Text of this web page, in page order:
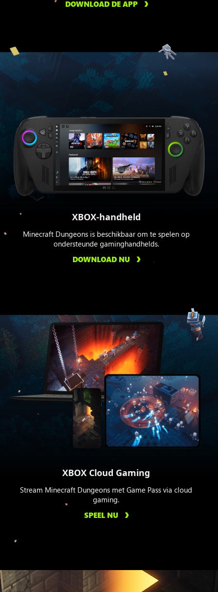
DOWNLOAD DE APP
XBOX-handheld
Minecraft Dungeons is beschikbaar om te spelen op
ondersteunde gaminghandhelds.
DOWNLOAD NU
XBOX Cloud Gaming
Stream Minecraft Dungeons met Game Pass via cloud
gaming.
SPEEL NU